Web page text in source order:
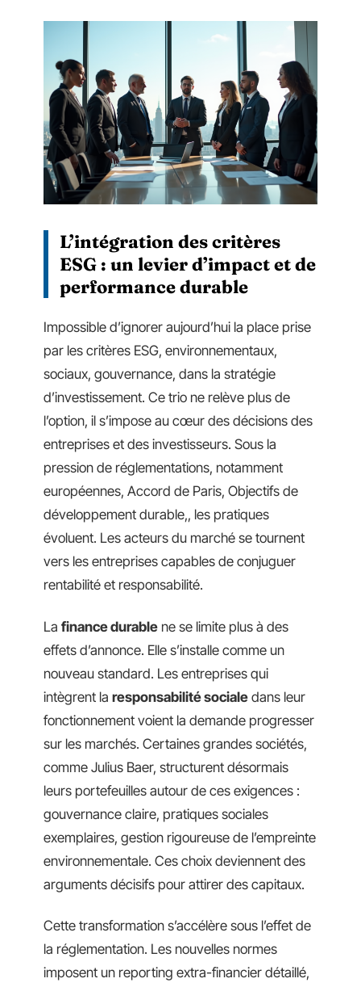
L’intégration des critères
ESG : un levier d’impact et de
performance durable
Impossible d’ignorer aujourd’hui la place prise
par les critères ESG, environnementaux,
sociaux, gouvernance, dans la stratégie
d’investissement. Ce trio ne relève plus de
l’option, il s’impose au cœur des décisions des
entreprises et des investisseurs. Sous la
pression de réglementations, notamment
européennes, Accord de Paris, Objectifs de
développement durable,, les pratiques
évoluent. Les acteurs du marché se tournent
vers les entreprises capables de conjuguer
rentabilité et responsabilité.
La finance durable ne se limite plus à des
effets d’annonce. Elle s’installe comme un
nouveau standard. Les entreprises qui
intègrent la responsabilité sociale dans leur
fonctionnement voient la demande progresser
sur les marchés. Certaines grandes sociétés,
comme Julius Baer, structurent désormais
leurs portefeuilles autour de ces exigences :
gouvernance claire, pratiques sociales
exemplaires, gestion rigoureuse de l’empreinte
environnementale. Ces choix deviennent des
arguments décisifs pour attirer des capitaux.
Cette transformation s’accélère sous l’effet de
la réglementation. Les nouvelles normes
imposent un reporting extra-financier détaillé,